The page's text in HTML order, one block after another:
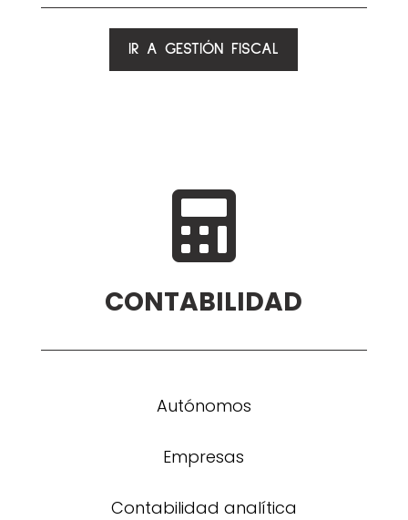
IR A GESTIÓN FISCAL

CONTABILIDAD
Autónomos
Empresas
Contabilidad analítica